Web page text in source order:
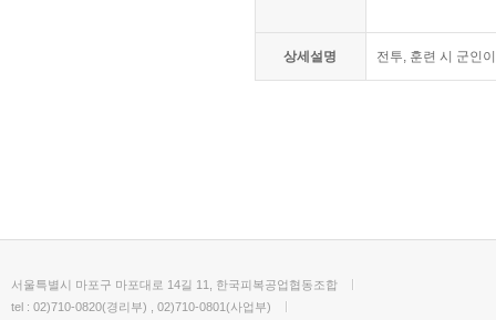
상세설명 전투, 훈련 시 군인
서울특별시 마포구 마포대로 14길 11, 한국피복공업협동조합
tel : 02)710-0820(경리부) , 02)710-0801(사업부)